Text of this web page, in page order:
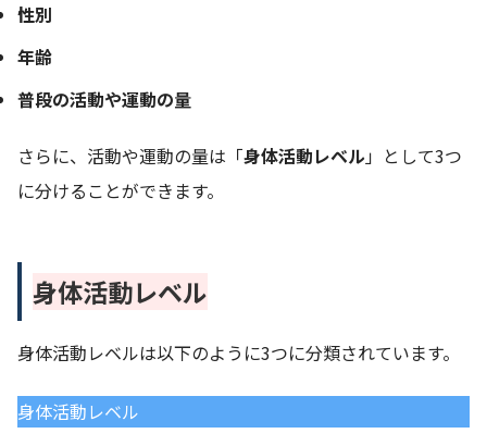
性別
年齢
普段の活動や運動の量
さらに、活動や運動の量は「身体活動レベル」として3つ
に分けることができます。
身体活動レベル
身体活動レベルは以下のように3つに分類されています。
身体活動レベル